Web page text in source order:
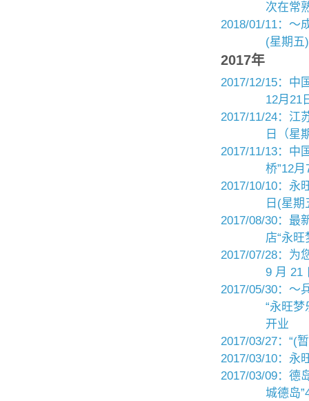
次在常
2018/01/11：〜
(星期五
2017年
2017/12/15：中
12月21
2017/11/24：江
日（星
2017/11/13：中
桥”12
2017/10/10：永
日(星
2017/08/30：最
店“永
2017/07/28：为
9 月 21
2017/05/30：〜
“永旺
开业
2017/03/27：“(
2017/03/10：永
2017/03/09：德
城德岛